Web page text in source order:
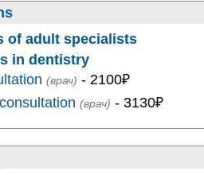
of adult specialists
in dentistry
(врач) - 2100₽
(врач) - 3130₽